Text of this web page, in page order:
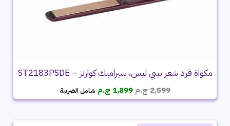
مكواة فرد شعر بيبي ليس، سيراميك كوارتز – ST2183PSDE
2,599ج.مالسعر
الأصلي
2,599 ج.م.
1,899 ج.م السعر
الحالي
1,899 ج.م.
شامل الضريبة